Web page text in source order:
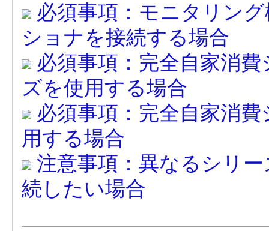
必須事項：モニタリン
ショナを接続する場合
必須事項：完全自家消
ズを使用する場合
必須事項：完全自家消
用する場合
注意事項：異なるシリ
続したい場合